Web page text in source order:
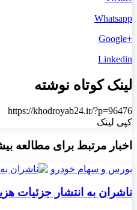
Whatsapp
+Google
Linkedin
لینک کوتاه نوشته
https://khodroyab24.ir/?p=96476
کپی لینک
اخبار مرتبط برای مطالعه
بورس و سهام خودرو
ناشران به انتشار جزئیات